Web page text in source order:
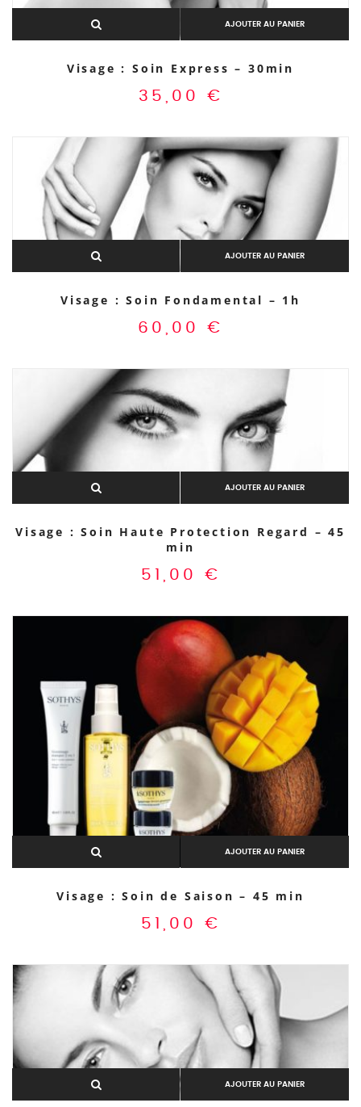
AJOUTER AU PANIER
Visage : Soin Express – 30min
35,00 €
AJOUTER AU PANIER
Visage : Soin Fondamental – 1h
60,00 €
AJOUTER AU PANIER
Visage : Soin Haute Protection Regard – 45
min
51,00 €
AJOUTER AU PANIER
Visage : Soin de Saison – 45 min
51,00 €
AJOUTER AU PANIER